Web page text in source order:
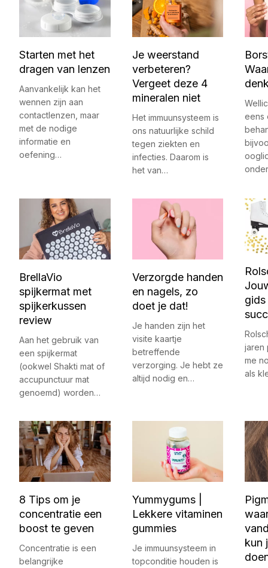
Starten met het
dragen van lenzen
Aanvankelijk kan het
wennen zijn aan
contactlenzen, maar
met de nodige
informatie en
oefening…
Je weerstand
verbeteren?
Vergeet deze 4
mineralen niet
Het immuunsysteem is
ons natuurlijke schild
tegen ziekten en
infecties. Daarom is
het van…
eens
BrellaVio
spijkermat met
spijkerkussen
review
Aan het gebruik van
een spijkermat
(ookwel Shakti mat of
accupunctuur mat
genoemd) worden…
Verzorgde handen
en nagels, zo
doet je dat!
Je handen zijn het
visite kaartje
betreffende
verzorging. Je hebt ze
altijd nodig en…
jaren
me
als
8 Tips om je
concentratie een
boost te geven
Concentratie is een
belangrijke
Yummygums |
Lekkere vitaminen
gummies
Je immuunsysteem in
topconditie houden is
kun